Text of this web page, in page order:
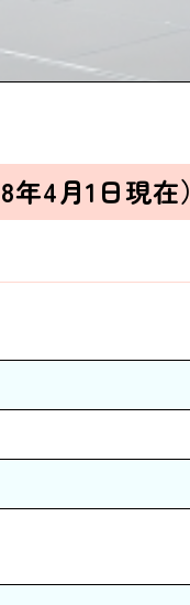
4月1日現在）